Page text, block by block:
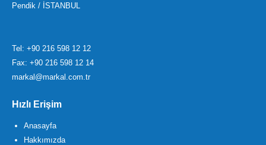
Pendik / İSTANBUL
Tel: +90 216 598 12 12
Fax: +90 216 598 12 14
markal@markal.com.tr
Hızlı Erişim
Anasayfa
Hakkımızda